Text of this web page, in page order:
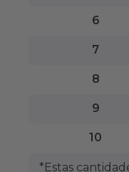
6
7
8
9
10
*Estas